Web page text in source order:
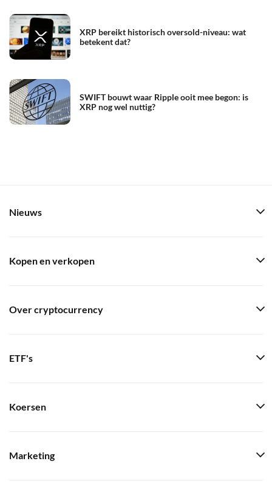
XRP bereikt historisch oversold-niveau: wat
betekent dat?
SWIFT bouwt waar Ripple ooit mee begon: is
XRP nog wel nuttig?
Nieuws
Kopen en verkopen
Over cryptocurrency
ETF's
Koersen
Marketing